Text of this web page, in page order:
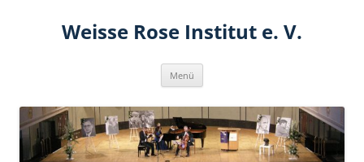
springenWeisse Rose Institut e. V.
Menü